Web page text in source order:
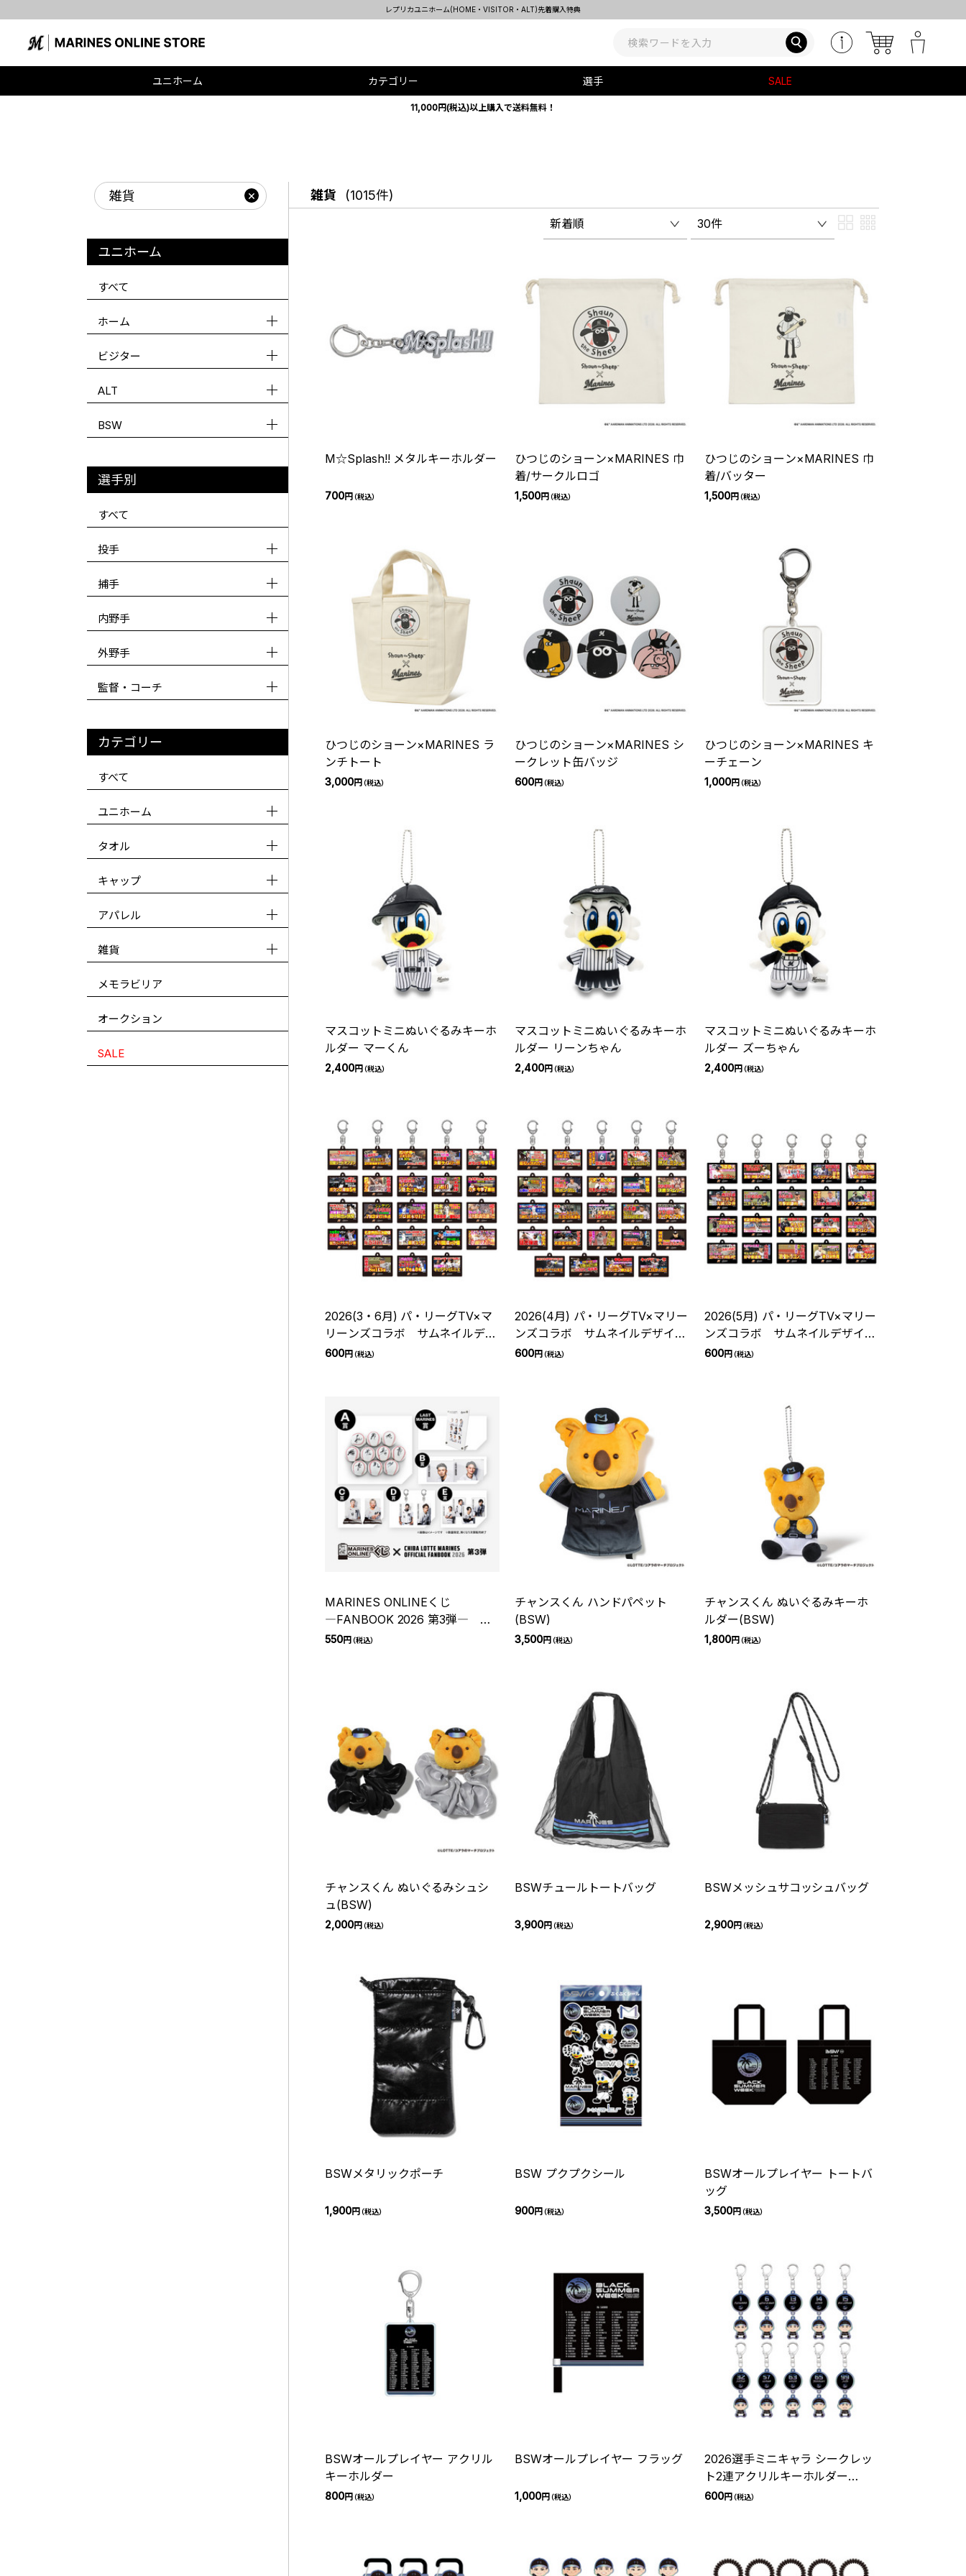
ユニホーム カテゴリー 選手 SALE
11,000円(税込)以上購入で送料無料！
雑貨
ユニホーム
すべて
ホーム
ビジター
ALT
BSW
選手別
すべて
投手
捕手
内野手
外野手
監督・コーチ
カテゴリー
すべて
ユニホーム
タオル
キャップ
アパレル
雑貨
メモラビリア
オークション
SALE
雑貨 (1015件)
新着順 30件
M☆Splash!! メタルキーホルダー
700円（税込）
ひつじのショーン×MARINES 巾
着/サークルロゴ
1,500円（税込）
ひつじのショーン×MARINES 巾
着/バッター
1,500円（税込）
ひつじのショーン×MARINES ラ
ンチトート
3,000円（税込）
ひつじのショーン×MARINES シ
ークレット缶バッジ
600円（税込）
ひつじのショーン×MARINES キ
ーチェーン
1,000円（税込）
マスコットミニぬいぐるみキーホ
ルダー マーくん
2,400円（税込）
マスコットミニぬいぐるみキーホ
ルダー リーンちゃん
2,400円（税込）
マスコットミニぬいぐるみキーホ
ルダー ズーちゃん
2,400円（税込）
2026(3・6月) パ・リーグTV×マ
リーンズコラボ サムネイルデザ
イン シークレットキーホルダー
600円（税込）
2026(4月) パ・リーグTV×マリー
ンズコラボ サムネイルデザイン
シークレットキーホルダー
600円（税込）
2026(5月) パ・リーグTV×マリー
ンズコラボ サムネイルデザイン
シークレットキーホルダー
600円（税込）
MARINES ONLINEくじ
―FANBOOK 2026 第3弾― チ
ケット
550円（税込）
チャンスくん ハンドパペット
(BSW)
3,500円（税込）
チャンスくん ぬいぐるみキーホ
ルダー(BSW)
1,800円（税込）
チャンスくん ぬいぐるみシュシ
ュ(BSW)
2,000円（税込）
BSWチュールトートバッグ
3,900円（税込）
BSWメッシュサコッシュバッグ
2,900円（税込）
BSWメタリックポーチ
1,900円（税込）
BSW プクプクシール
900円（税込）
BSWオールプレイヤー トートバ
ッグ
3,500円（税込）
BSWオールプレイヤー アクリル
キーホルダー
800円（税込）
BSWオールプレイヤー フラッグ
1,000円（税込）
2026選手ミニキャラ シークレッ
ト2連アクリルキーホルダー
(BSW)
600円（税込）